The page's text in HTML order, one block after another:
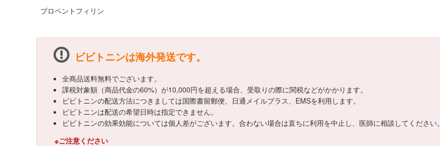
プロペントフィリン
ビビトニンは海外発送です。
全商品送料無料でございます。
課税対象額（商品代金の60%）が10,000円を超える場合、受取りの際に関税などがかかります。
ビビトニンの配送方法につきましては国際書留郵便、日通メイルプラス、EMSを利用します。
ビビトニンは配送の希望日時は指定できません。
ビビトニンの効果効能については個人差がございます。合わない場合は直ちに利用を中止し、医師に相談してください。
※ご注意ください